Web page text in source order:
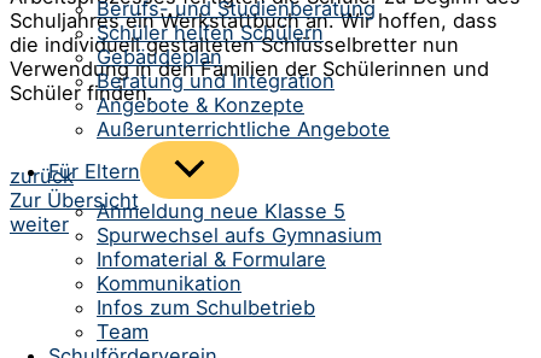
Berufs- und Studienberatung
Schüler helfen Schülern
Gebäudeplan
Beratung und Integration
Angebote & Konzepte
Außerunterrichtliche Angebote
Für Eltern
Menü
umschalten
Anmeldung neue Klasse 5
Spurwechsel aufs Gymnasium
Infomaterial & Formulare
Kommunikation
Infos zum Schulbetrieb
Team
Schuljahres ein Werkstattbuch an. Wir hoffen, dass
die individuell gestalteten Schlüsselbretter nun
Verwendung in den Familien der Schülerinnen und
Schüler finden.
Beitrags-
Navigation
zurück
Zur Übersicht
weiter